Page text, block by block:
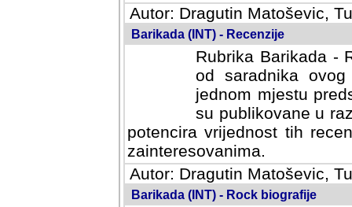
Autor: Dragutin Matoševic,
Barikada (INT) - Recenzije
Rubrika Barikada -
od saradnika
jednom mjestu
su publikovane u
potencira vrijednost tih
zainteresovanima.
Autor: Dragutin Matoševic,
Barikada (INT) - Rock biografije